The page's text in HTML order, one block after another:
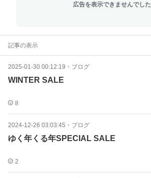
広告を表示できませんでした
記事の表示
2025-01-30 00:12:19 ・ ブログ
WINTER SALE
8
2024-12-26 03:03:45 ・ ブログ
ゆく年くる年SPECIAL SALE
2